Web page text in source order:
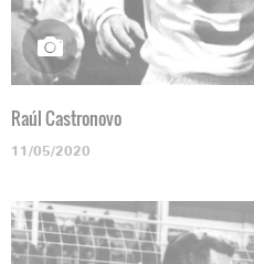
Raúl Castronovo
11/05/2020